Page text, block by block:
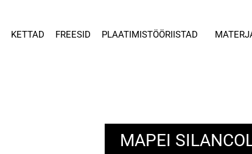
KETTAD FREESID PLAATIMISTÖÖRIISTAD
MAPEI